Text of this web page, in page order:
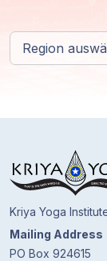
Standorte
Gurujis
Programme
Vorträge
Region
Kriya Yoga
Mailing Address
PO Box 924615